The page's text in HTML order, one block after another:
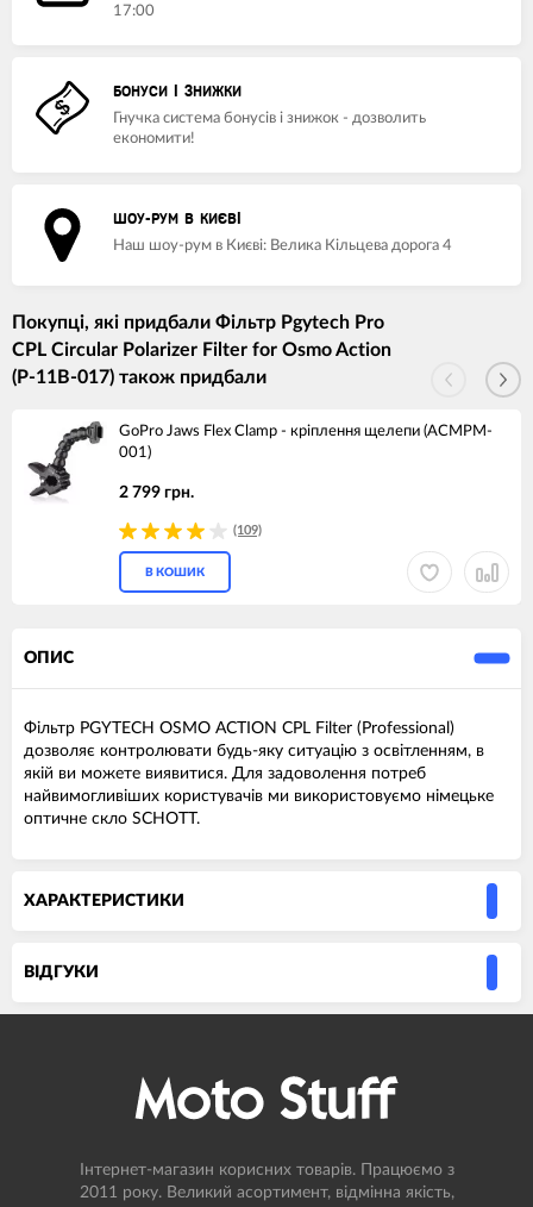
17:00
БОНУСИ І ЗНИЖКИ
Гнучка система бонусів і знижок - дозволить
економити!
ШОУ-РУМ В КИЄВІ
Наш шоу-рум в Києві: Велика Кільцева дорога 4
Покупці, які придбали Фільтр Pgytech Pro
CPL Circular Polarizer Filter for Osmo Action
(P-11B-017) також придбали
GoPro Jaws Flex Clamp - кріплення щелепи (ACMPM-
001)
2 799 грн.
(109)
В КОШИК
ОПИС
Фільтр PGYTECH OSMO ACTION CPL Filter (Professional)
дозволяє контролювати будь-яку ситуацію з освітленням, в
якій ви можете виявитися. Для задоволення потреб
найвимогливіших користувачів ми використовуємо німецьке
оптичне скло SCHOTT.
ХАРАКТЕРИСТИКИ
ВIДГУКИ
Інтернет-магазин корисних товарів. Працюємо з
2011 року. Великий асортимент, відмінна якість,